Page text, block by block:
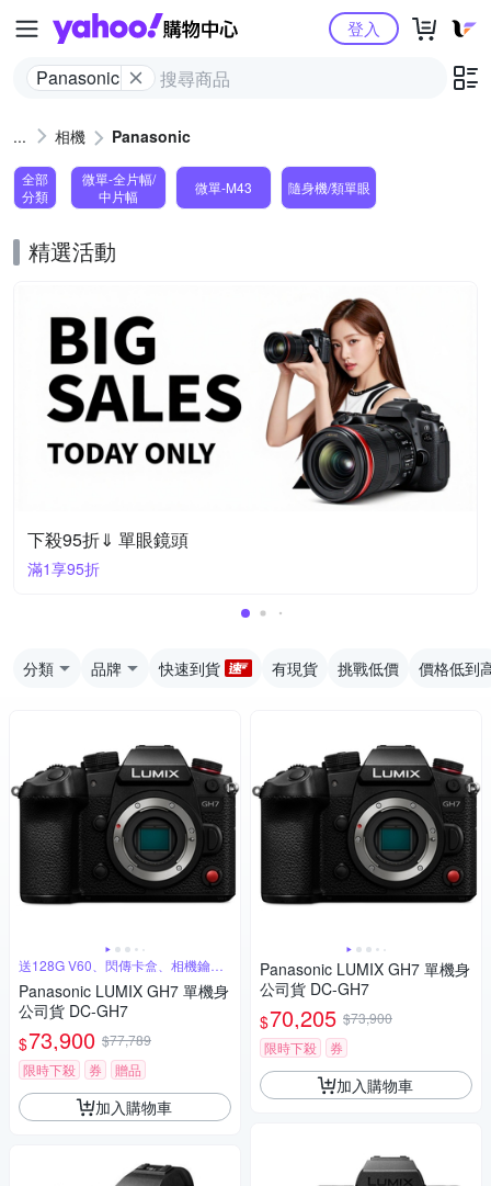
Yahoo購物中心
Panasonic
登入
相機 Panasonic
全部
分類
微單-全片幅/
中片幅
微單-M43 隨身機/類單眼
精選活動
下殺95折⇓ 單眼鏡頭
滿1享95折
分類 品牌 快速到貨 有現貨 挑戰低價 價格低到
送128G V60、閃傳卡盒、相機鑰匙
圈
Panasonic LUMIX GH7 單機身
公司貨 DC-GH7
$73,900 $77,789
限時下殺
券 贈品
加入購物車
Panasonic LUMIX GH7 單機身
公司貨 DC-GH7
$70,205 $73,900
限時下殺
券
加入購物車